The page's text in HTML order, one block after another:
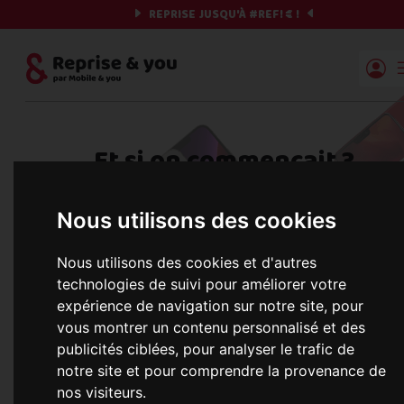
Nous utilisons des cookies
Nous utilisons des cookies et d'autres
technologies de suivi pour améliorer votre
expérience de navigation sur notre site, pour
vous montrer un contenu personnalisé et des
publicités ciblées, pour analyser le trafic de
notre site et pour comprendre la provenance de
nos visiteurs.
REPRISE JUSQU'À #REF!€ !
Reprise | Mobile & you
Et si on commençait ?
c'est parti !
Nous récupérons les meilleures
Une erreur est survenue :